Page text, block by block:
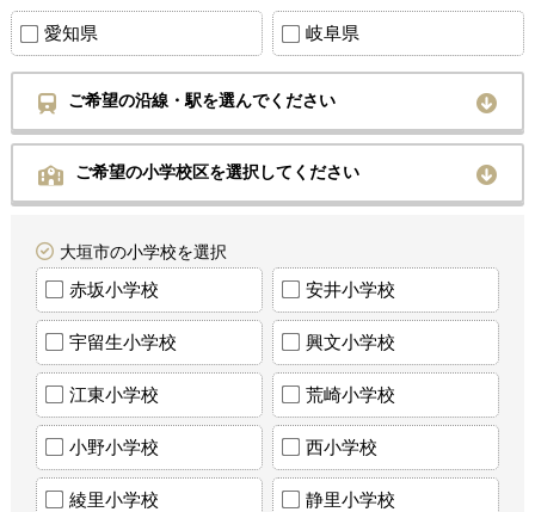
愛知県 岐阜県
ご希望の沿線・駅を選んでください
ご希望の小学校区を選択してください
大垣市の小学校を選択
赤坂小学校 安井小学校
宇留生小学校 興文小学校
江東小学校 荒崎小学校
小野小学校 西小学校
綾里小学校 静里小学校